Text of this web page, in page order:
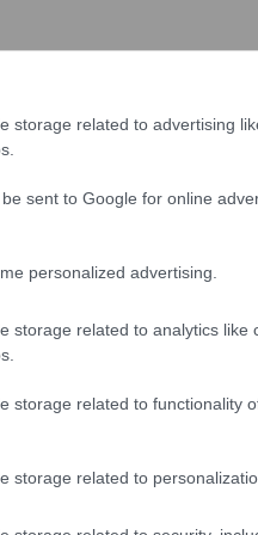
storage related to advertising
sent to Google for online
personalized advertising.
storage related to analytics like
storage related to functionality
storage related to
να κάνουν 7000
Και αυτή την
η τιμή του καυσίμου
όσο και του
Πρατηριούχων,
σήμερα οι τιμές
έχει φτάσει το 1,30
λίτρο, όπως μετέδωσε